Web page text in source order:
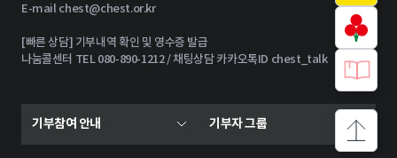
상단으
E-mailchest@chest.or.kr
[빠른 상담] 기부내역 확인 및 영수증 발급
나눔콜센터 TEL 080-890-1212 / 채팅상담 카카오톡ID chest_talk
기부참여 안내 기부자 그룹